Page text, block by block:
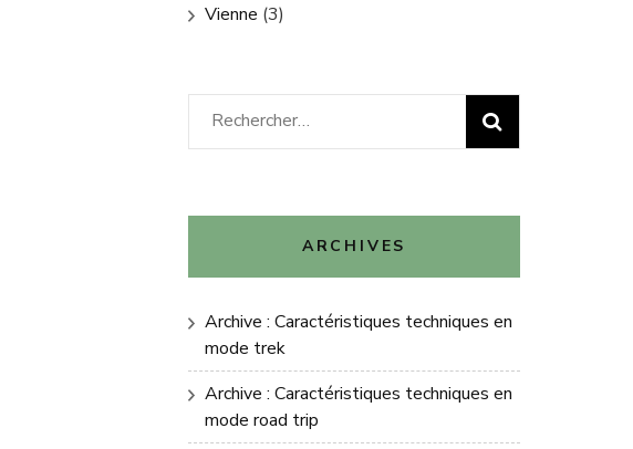
Vienne (3)
Rechercher :
ARCHIVES
Archive : Caractéristiques techniques en
mode trek
Archive : Caractéristiques techniques en
mode road trip